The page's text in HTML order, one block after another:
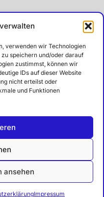
verwenden wir Technologien
speichern und/oder darauf
zustimmst, können wir
IDs auf dieser Website
nicht erteilst oder
und Funktionen
ansehen
Impressum